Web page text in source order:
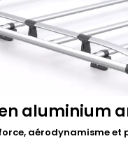
aluminium
aérodynamisme